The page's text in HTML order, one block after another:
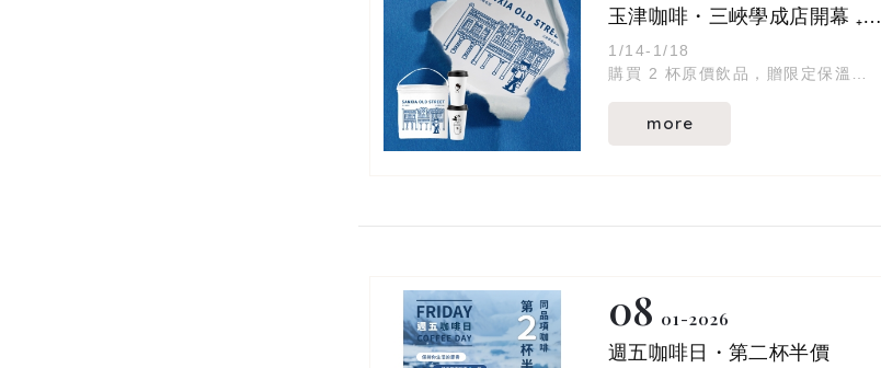
玉津咖啡・三峽學成店開幕 ₊˚⊹
1/14-1/18
購買 2 杯原價飲品，贈限定保溫袋
more
08 01 2026
週五咖啡日・第二杯半價